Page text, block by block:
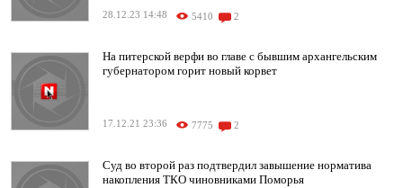
28.12.23 14:48 5410 2
На питерской верфи во главе с бывшим архангельским
губернатором горит новый корвет
17.12.21 23:36 7775 2
Суд во второй раз подтвердил завышение норматива
накопления ТКО чиновниками Поморья